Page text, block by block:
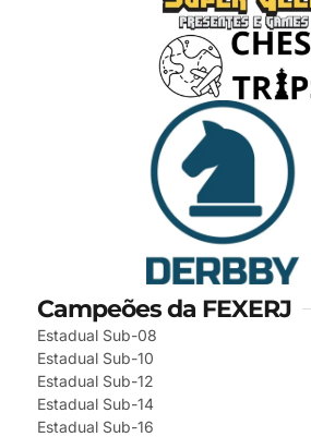
Campeões da FEXERJ
Estadual Sub-08
Estadual Sub-10
Estadual Sub-12
Estadual Sub-14
Estadual Sub-16